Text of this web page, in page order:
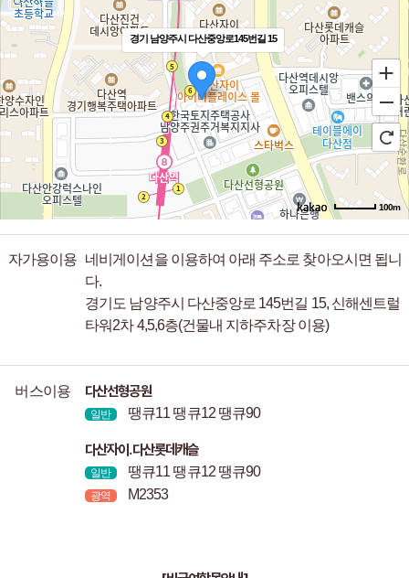
경기 남양주시 다산중앙로145번길 15
100m
길찾기
자가용이용 네비게이션을 이용하여 아래 주소로 찾아오시면 됩니
다.
경기도 남양주시 다산중앙로 145번길 15, 신해센트럴
타워2차 4,5,6층(건물내 지하주차장 이용)
버스이용 다산선형공원
일반 땡큐11 땡큐12 땡큐90
다산자이.다산롯데캐슬
일반 땡큐11 땡큐12 땡큐90
광역 M2353